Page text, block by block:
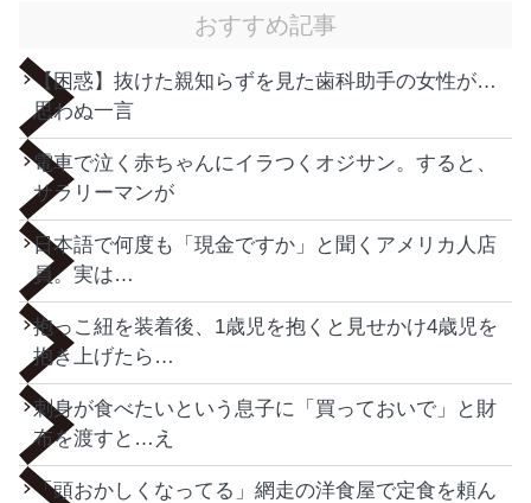
おすすめ記事
【困惑】抜けた親知らずを見た歯科助手の女性が…
思わぬ一言
電車で泣く赤ちゃんにイラつくオジサン。すると、
サラリーマンが
日本語で何度も「現金ですか」と聞くアメリカ人店
員。実は…
抱っこ紐を装着後、1歳児を抱くと見せかけ4歳児を
抱き上げたら…
刺身が食べたいという息子に「買っておいで」と財
布を渡すと…え
「頭おかしくなってる」網走の洋食屋で定食を頼ん